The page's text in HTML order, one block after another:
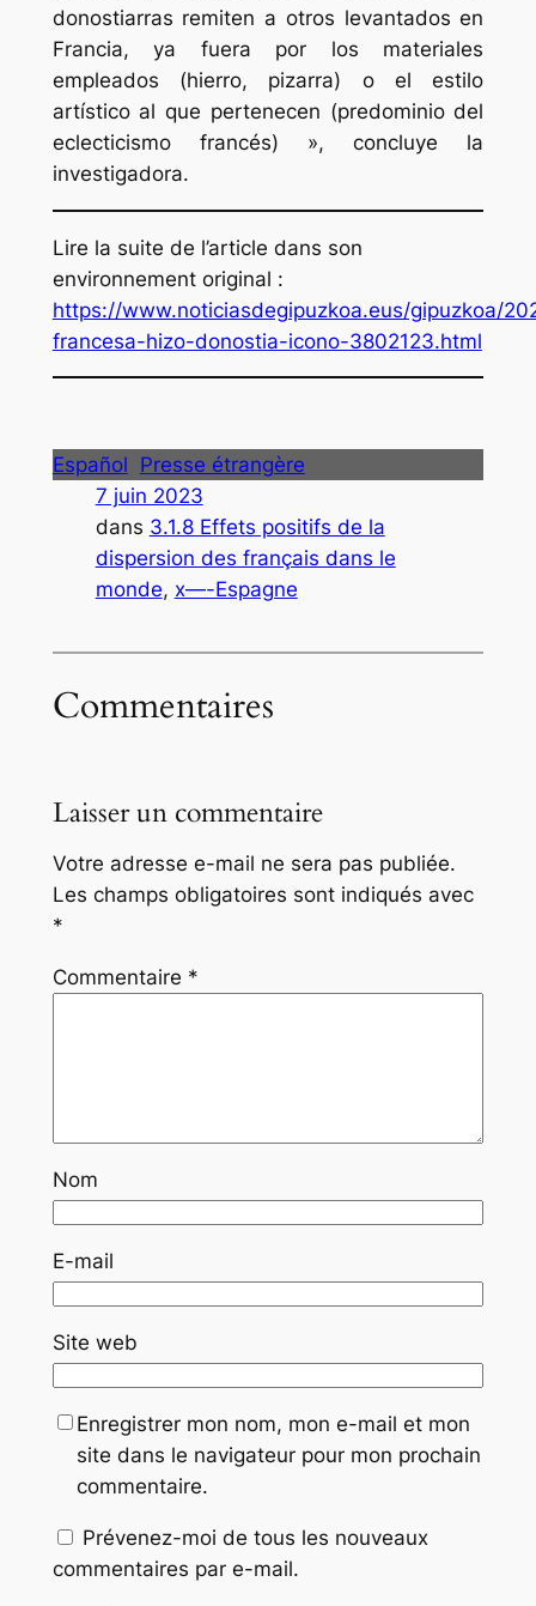
donostiarras remiten a otros levantados en
Francia, ya fuera por los materiales
empleados (hierro, pizarra) o el estilo
artístico al que pertenecen (predominio del
eclecticismo francés) », concluye la
investigadora.
Lire la suite de l’article dans son
environnement original :
https://www.noticiasdegipuzkoa.eus/gipuzkoa/
francesa-hizo-donostia-icono-3802123.html
Español Presse étrangère
7 juin 2023
dans 3.1.8 Effets positifs de la
dispersion des français dans le
monde, x—-Espagne
Commentaires
Laisser un commentaire
Votre adresse e-mail ne sera pas publiée.
Les champs obligatoires sont indiqués avec
*
Commentaire *
Nom
E-mail
Site web
Enregistrer mon nom, mon e-mail et mon
site dans le navigateur pour mon prochain
commentaire.
Prévenez-moi de tous les nouveaux
commentaires par e-mail.